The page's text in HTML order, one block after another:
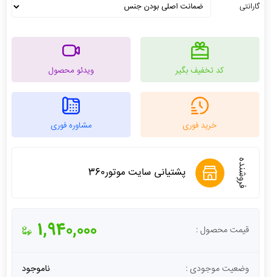
گارانتی
کد تخفیف بگیر ویدئو محصول
خرید فوری مشاوره فوری
فروشنده پشتیانی سایت موتور360
قیمت محصول : 1,940,000
وضعیت موجودی : ناموجود